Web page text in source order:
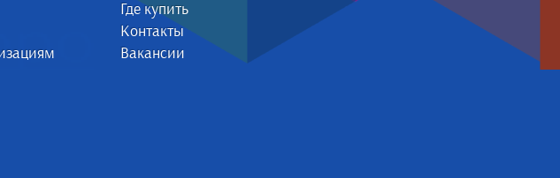
Где купить
Контакты
Вакансии